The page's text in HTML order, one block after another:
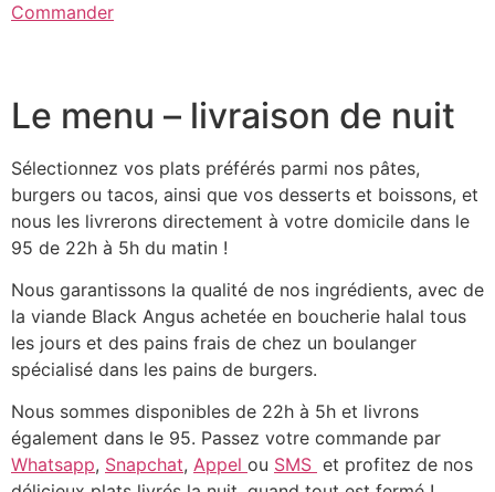
Commander
Le menu – livraison de nuit
Sélectionnez vos plats préférés parmi nos pâtes,
burgers ou tacos, ainsi que vos desserts et boissons, et
nous les livrerons directement à votre domicile dans le
95 de 22h à 5h du matin !
Nous garantissons la qualité de nos ingrédients, avec de
la viande Black Angus achetée en boucherie halal tous
les jours et des pains frais de chez un boulanger
spécialisé dans les pains de burgers.
Nous sommes disponibles de 22h à 5h et livrons
également dans le 95. Passez votre commande par
Whatsapp, Snapchat, Appel ou SMS et profitez de nos